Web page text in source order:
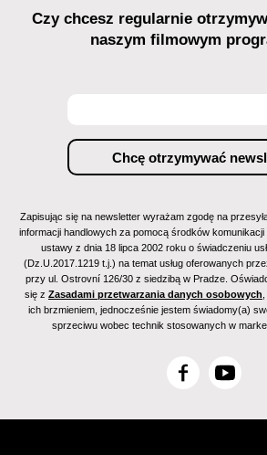
Czy chcesz regularnie
naszym filmowym
Zapisując się na newsletter wyrażam zgodę na
informacji handlowych za pomocą środków
ustawy z dnia 18 lipca 2002 roku o świadczeniu
(Dz.U.2017.1219 t.j.) na temat usług oferowanych
przy ul. Ostrovní 126/30 z siedzibą w Pradze.
się z Zasadami przetwarzania danych osobowych
ich brzmieniem, jednocześnie jestem świadomy(a)
sprzeciwu wobec technik stosowanych w
F
c
Y
u